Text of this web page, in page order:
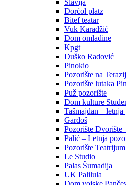
Slavija
Dorćol platz
Bitef teatar
Vuk Karadžić
Dom omladine
Kpgt
Duško Radović
Pinokio
Pozorište na
Pozorište lutaka
Puž pozorište
Dom kulture
Tašmajdan –
Gardoš
Pozorište Dvorište
Palić – Letnja
Pozorište Teatrijum
Le Studio
Palas Šumadija
UK Palilula